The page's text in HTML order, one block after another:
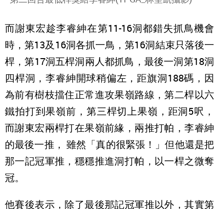
而謝東宏趁李睿紳在第11-16洞都錯失抓鳥機會
時，第13及16洞各抓一鳥，第16洞結束只落後一
桿，第17洞五桿洞兩人都抓鳥，最後一洞第18洞
四桿洞，李睿紳開球稍偏左，距旗洞188碼，因
為前有樹枝擋住正常進攻果嶺路線，第二桿以六
鐵拍打到果嶺前，第三桿切上果嶺，距洞5呎，
而謝東宏兩桿打在果嶺前緣，兩推打帕，李睿紳
的最後一推， 雖然「真的很緊張！」但他還是把
那一記冠軍推，穩穩推進洞打帕，以一桿之微奪
冠。
他賽後表示，除了最後那記冠軍推以外，其實第